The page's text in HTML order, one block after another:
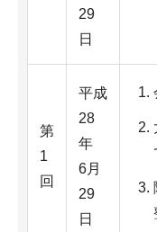
29
日
第
1
回
平成
28
年
6月
29
日